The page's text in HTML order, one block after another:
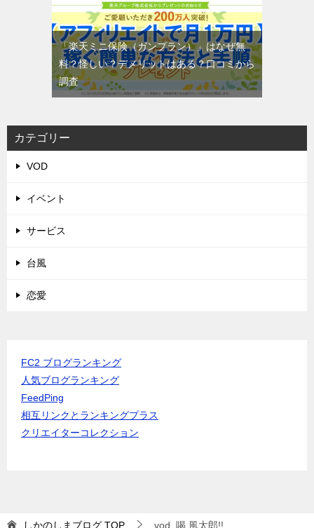
「楽天ミニ保険（ガンプラン）」はなぜ無
料？怪しい？デメリットはある？口コミから
調査
カテゴリー
VOD
イベント
サービス
台風
恋愛
FC2 ブログランキング
人気ブログランキング
FeedPing
相互リンクとランキングプラス
クリエイターコレクション
しかのしまブログ TOP vod_喝 風太郎!!